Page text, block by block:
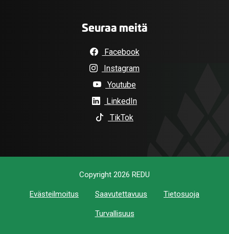
Seuraa meitä
Facebook
Instagram
Youtube
LinkedIn
TikTok
Copyright 2026 REDU
Evästeilmoitus Saavutettavuus Tietosuoja
Turvallisuus